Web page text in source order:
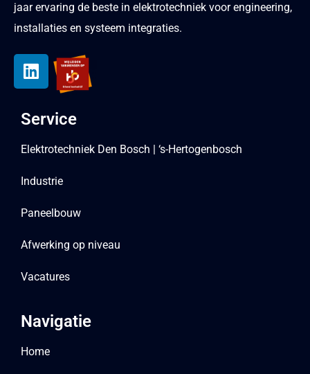
jaar ervaring de beste in elektrotechniek voor engineering,
installaties en systeem integraties.
Service
Elektrotechniek Den Bosch | ‘s-Hertogenbosch
Industrie
Paneelbouw
Afwerking op niveau
Vacatures
Navigatie
Home